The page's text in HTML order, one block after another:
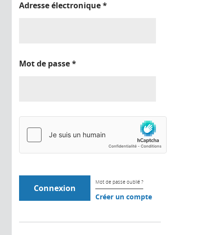
Adresse électronique*
Mot de passe*
Mot de passe oublié ?
Créer un compte